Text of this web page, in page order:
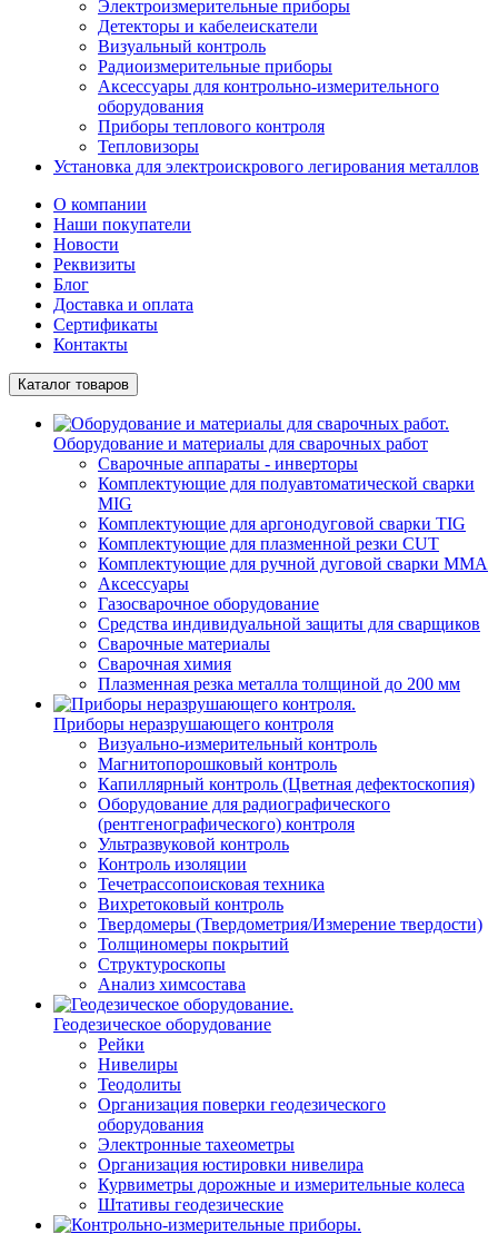
Электроизмерительные приборы
Детекторы и кабелеискатели
Визуальный контроль
Радиоизмерительные приборы
Аксессуары для контрольно-измерительного
оборудования
Приборы теплового контроля
Тепловизоры
Установка для электроискрового легирования металлов
О компании
Наши покупатели
Новости
Реквизиты
Блог
Доставка и оплата
Сертификаты
Контакты
Каталог товаров
Оборудование и материалы для сварочных работ
Сварочные аппараты - инверторы
Комплектующие для полуавтоматической сварки
MIG
Комплектующие для аргонодуговой сварки TIG
Комплектующие для плазменной резки CUT
Комплектующие для ручной дуговой сварки MMA
Аксессуары
Газосварочное оборудование
Средства индивидуальной защиты для сварщиков
Сварочные материалы
Сварочная химия
Плазменная резка металла толщиной до 200 мм
Приборы неразрушающего контроля
Визуально-измерительный контроль
Магнитопорошковый контроль
Капиллярный контроль (Цветная дефектоскопия)
Оборудование для радиографического
(рентгенографического) контроля
Ультразвуковой контроль
Контроль изоляции
Течетрассопоисковая техника
Вихретоковый контроль
Твердомеры (Твердометрия/Измерение твердости)
Толщиномеры покрытий
Структуроскопы
Анализ химсостава
Геодезическое оборудование
Рейки
Нивелиры
Теодолиты
Организация поверки геодезического
оборудования
Электронные тахеометры
Организация юстировки нивелира
Курвиметры дорожные и измерительные колеса
Штативы геодезические